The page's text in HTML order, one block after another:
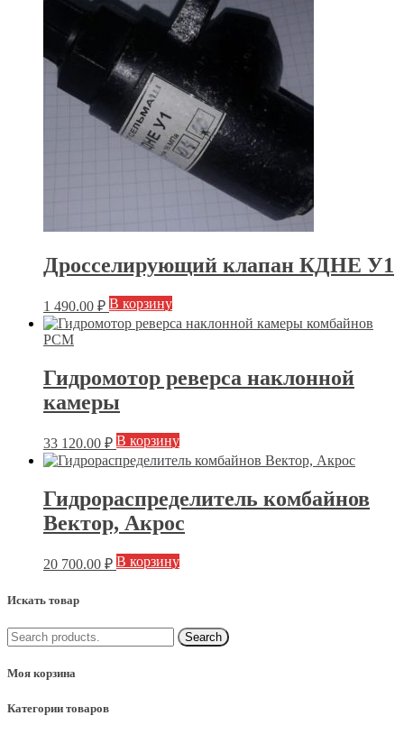
Дросселирующий клапан КДНЕ У1
1 490.00 ₽ В корзину
Гидромотор реверса наклонной
камеры
33 120.00 ₽ В корзину
Гидрораспределитель комбайнов
Вектор, Акрос
20 700.00 ₽ В корзину
Искать товар
Моя корзина
Категории товаров